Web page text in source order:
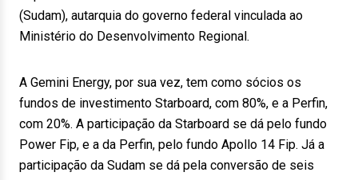
(Sudam), autarquia do governo federal vinculada ao
Ministério do Desenvolvimento Regional.
A Gemini Energy, por sua vez, tem como sócios os
fundos de investimento Starboard, com 80%, e a Perfin,
com 20%. A participação da Starboard se dá pelo fundo
Power Fip, e a da Perfin, pelo fundo Apollo 14 Fip. Já a
participação da Sudam se dá pela conversão de seis